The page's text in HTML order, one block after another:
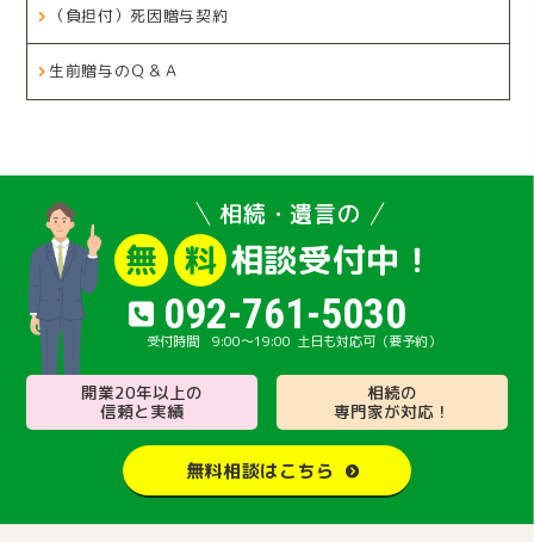
（負担付）死因贈与契約
生前贈与のＱ＆Ａ
相続・遺言の
無 料 相談受付中！
092-761-5030
9:00～19:00 土日も対応可（要予約）
開業20年以上の
信頼と実績
相続の
専門家が対応！
無料相談はこちら